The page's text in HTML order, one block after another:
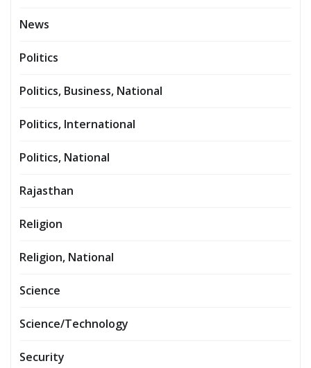
News
Politics
Politics, Business, National
Politics, International
Politics, National
Rajasthan
Religion
Religion, National
Science
Science/Technology
Security